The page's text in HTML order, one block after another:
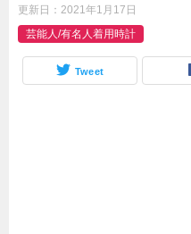
更新日： 2021年1月17日
芸能人/有名人着用時計
Tweet